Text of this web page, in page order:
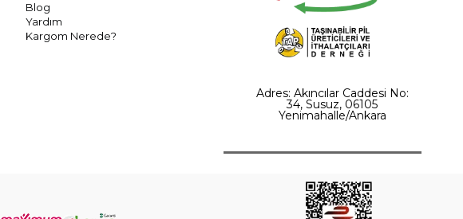
Blog
Yardım
Kargom Nerede?
Adres: Akıncılar Caddesi No:
34, Susuz, 06105
Yenimahalle/Ankara